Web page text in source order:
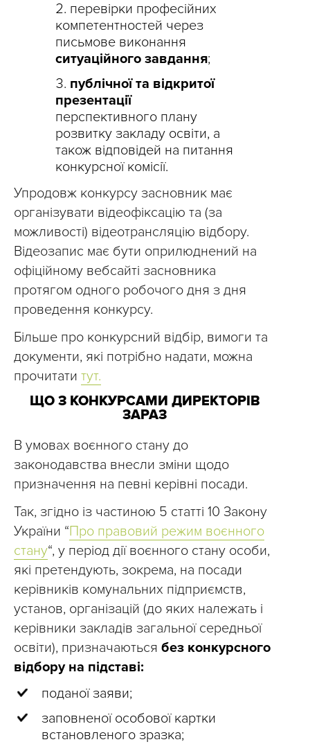
перевірки професійних
компетентностей через
письмове виконання
ситуаційного завдання;
публічної та відкритої
презентації
перспективного плану
розвитку закладу освіти, а
також відповідей на питання
конкурсної комісії.
Упродовж конкурсу засновник має
організувати відеофіксацію та (за
можливості) відеотрансляцію відбору.
Відеозапис має бути оприлюднений на
офіційному вебсайті засновника
протягом одного робочого дня з дня
проведення конкурсу.
Більше про конкурсний відбір, вимоги та
документи, які потрібно надати, можна
прочитати тут.
ЩО З КОНКУРСАМИ ДИРЕКТОРІВ
ЗАРАЗ
В умовах воєнного стану до
законодавства внесли зміни щодо
призначення на певні керівні посади.
Так, згідно із частиною 5 статті 10 Закону
України “Про правовий режим воєнного
стану“, у період дії воєнного стану особи,
які претендують, зокрема, на посади
керівників комунальних підприємств,
установ, організацій (до яких належать і
керівники закладів загальної середньої
освіти), призначаються без конкурсного
відбору на підставі:
поданої заяви;
заповненої особової картки
встановленого зразка;